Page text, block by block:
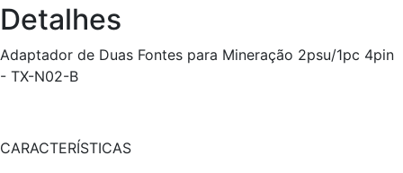
Detalhes
Adaptador de Duas Fontes para Mineração 2psu/1pc 4pin
- TX-N02-B
CARACTERÍSTICAS